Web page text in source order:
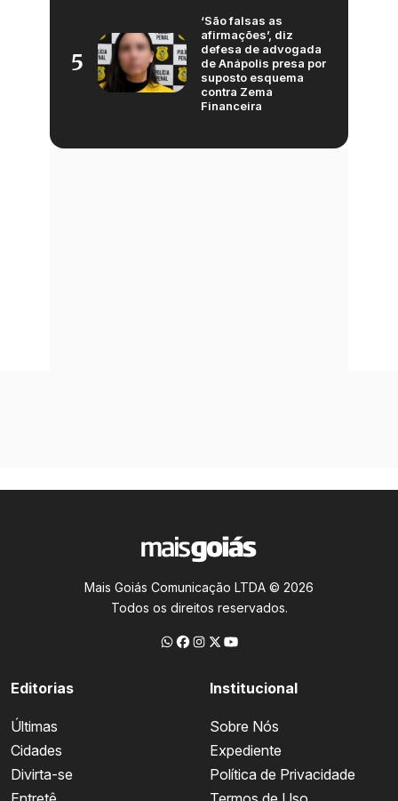
5
‘São falsas as
afirmações’, diz
defesa de advogada
de Anápolis presa por
suposto esquema
contra Zema
Financeira
Mais Goiás Comunicação LTDA © 2026
Todos os direitos reservados.
Editorias
Últimas
Cidades
Divirta-se
Institucional
Sobre Nós
Expediente
Política de Privacidade